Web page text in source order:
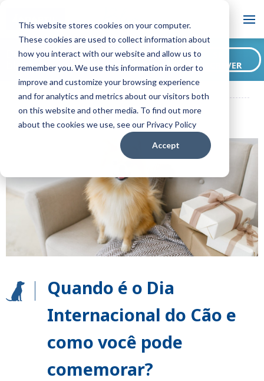
This website stores cookies on your computer.
These cookies are used to collect information about
how you interact with our website and allow us to
remember you. We use this information in order to
improve and customize your browsing experience
and for analytics and metrics about our visitors both
on this website and other media. To find out more
about the cookies we use, see our Privacy Policy
Accept
Blog
ADAPTIL BR Blog
Quando é o Dia Internacional do Cão e como
você pode comemorar?
Deseja se inscrever no nosso
blog?
INSCREVER
Quando é o Dia
Internacional do Cão e
como você pode
comemorar?